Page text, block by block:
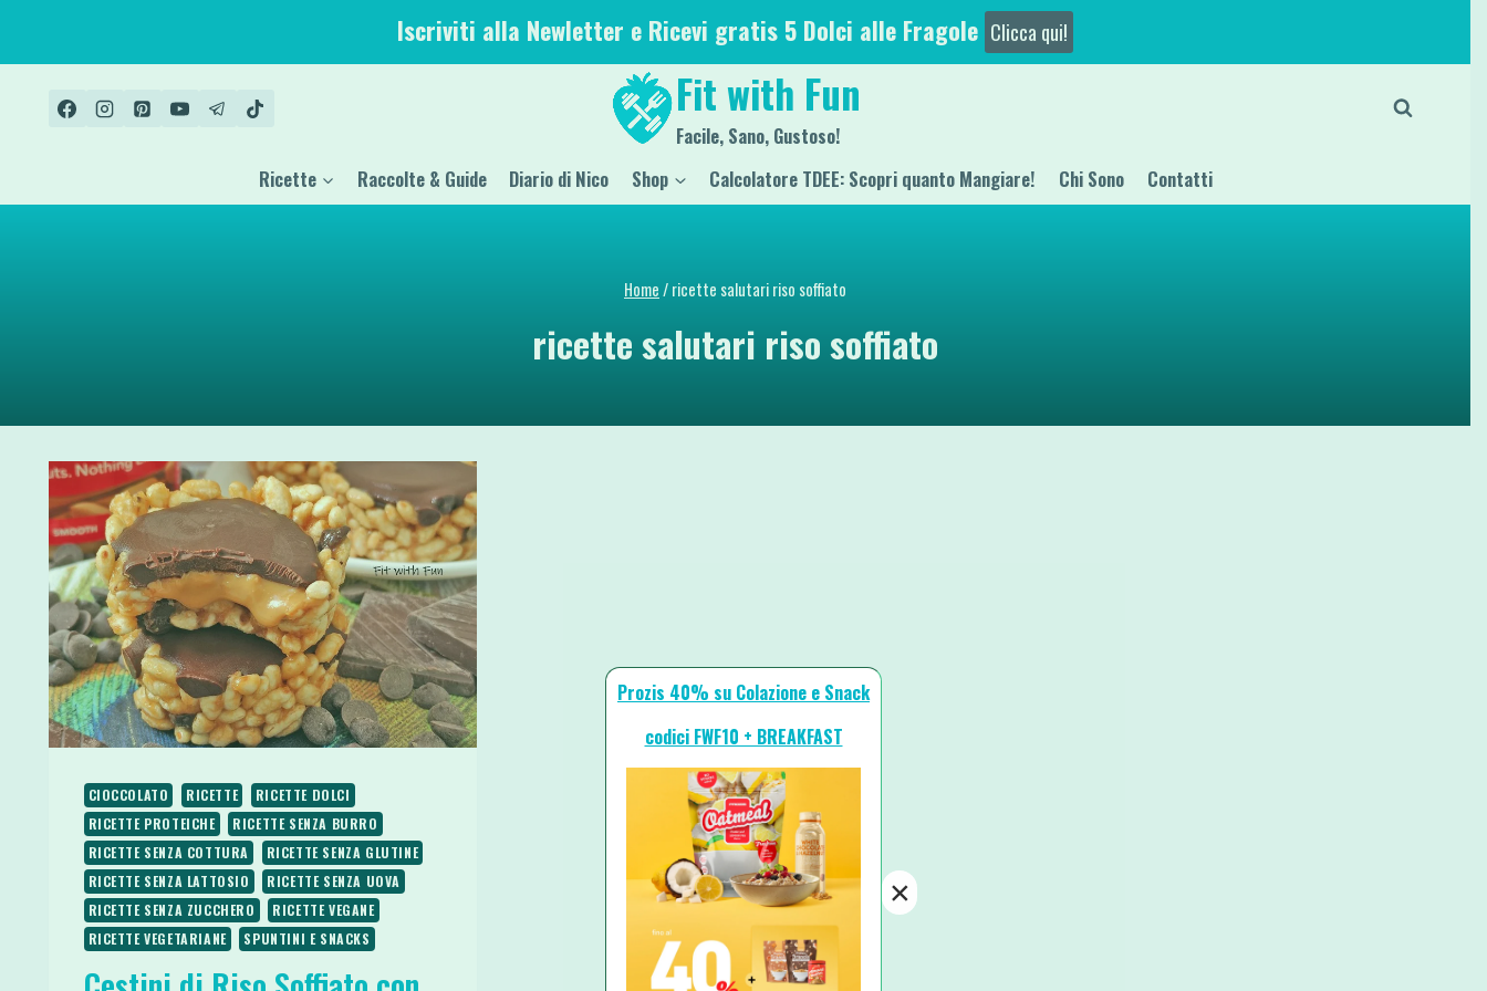
contenuto
Iscriviti alla Newletter e Ricevi gratis 5 Dolci alle Fragole Clicca qui!
Fit with Fun
Facile, Sano, Gustoso!
Ricette Raccolte & Guide Diario di Nico Shop Calcolatore TDEE: Scopri quanto Mangiare! Chi Sono Contatti
Home/ricette salutari riso soffiato
ricette salutari riso soffiato
CIOCCOLATO RICETTE
RICETTE DOLCI
RICETTE PROTEICHE
RICETTE SENZA BURRO
RICETTE SENZA COTTURA
RICETTE SENZA GLUTINE
RICETTE SENZA LATTOSIO
RICETTE SENZA UOVA
RICETTE SENZA ZUCCHERO
RICETTE VEGANE
RICETTE VEGETARIANE
SPUNTINI E SNACKS
Prozis 40% su Colazione e Snack
codici FWF10 + BREAKFAST
×